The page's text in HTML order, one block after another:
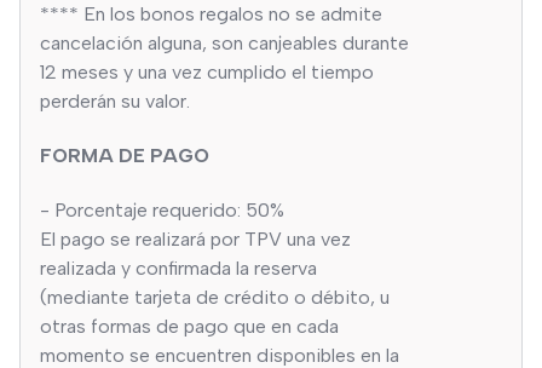
**** En los bonos regalos no se admite
cancelación alguna, son canjeables durante
12 meses y una vez cumplido el tiempo
perderán su valor.
FORMA DE PAGO
- Porcentaje requerido: 50%
El pago se realizará por TPV una vez
realizada y confirmada la reserva
(mediante tarjeta de crédito o débito, u
otras formas de pago que en cada
momento se encuentren disponibles en la